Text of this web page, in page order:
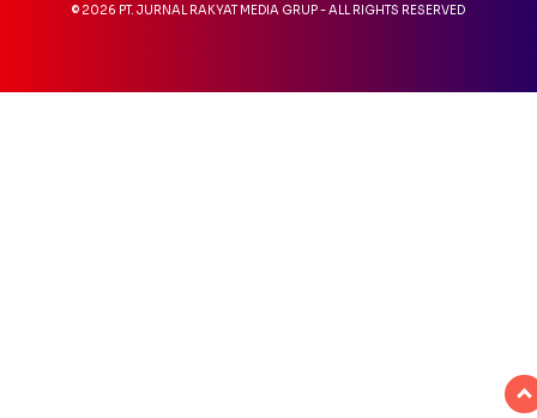
© 2026 PT. JURNAL RAKYAT MEDIA GRUP - ALL RIGHTS RESERVED